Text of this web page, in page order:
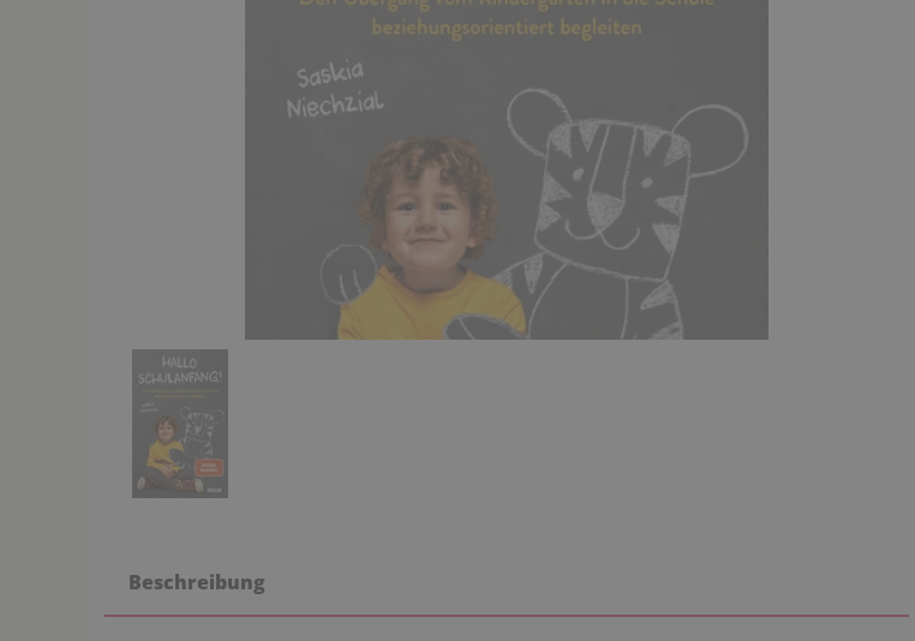
Beschreibung